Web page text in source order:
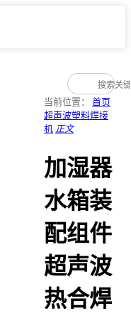
当前位置： 首页
超声波塑料焊接
机 正文
加湿器
水箱装
配组件
超声波
热合焊